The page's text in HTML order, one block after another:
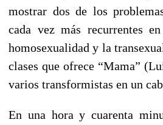
mostrar dos de los
cada vez más recurrentes
homosexualidad y la
clases que ofrece “Mama”
varios transformistas en un
En una hora y cuarenta